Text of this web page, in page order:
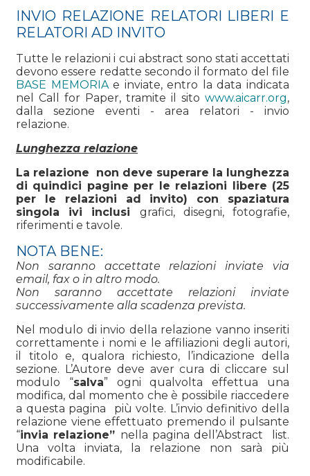
INVIO RELAZIONE RELATORI LIBERI E
RELATORI AD INVITO
Tutte le relazioni i cui abstract sono stati accettati
devono essere redatte secondo il formato del file
BASE MEMORIAe inviate, entro la data indicata
nel Call for Paper, tramite il sito www.aicarr.org,
dalla sezione eventi - area relatori - invio
relazione.
Lunghezza relazione
La relazione non deve superare la lunghezza
di quindici pagine per le relazioni libere (25
per le relazioni ad invito) con spaziatura
singola ivi inclusi grafici, disegni, fotografie,
riferimenti e tavole.
NOTA BENE:
Non saranno accettate relazioni inviate via
email, fax o in altro modo.
Non saranno accettate relazioni inviate
successivamente alla scadenza prevista.
Nel modulo di invio della relazione vanno inseriti
correttamente i nomi e le affiliazioni degli autori,
il titolo e, qualora richiesto, l’indicazione della
sezione. L’Autore deve aver cura di cliccare sul
modulo “salva” ogni qualvolta effettua una
modifica, dal momento che è possibile riaccedere
a questa pagina più volte. L’invio definitivo della
relazione viene effettuato premendo il pulsante
“invia relazione” nella pagina dell’Abstract list.
Una volta inviata, la relazione non sarà più
modificabile.